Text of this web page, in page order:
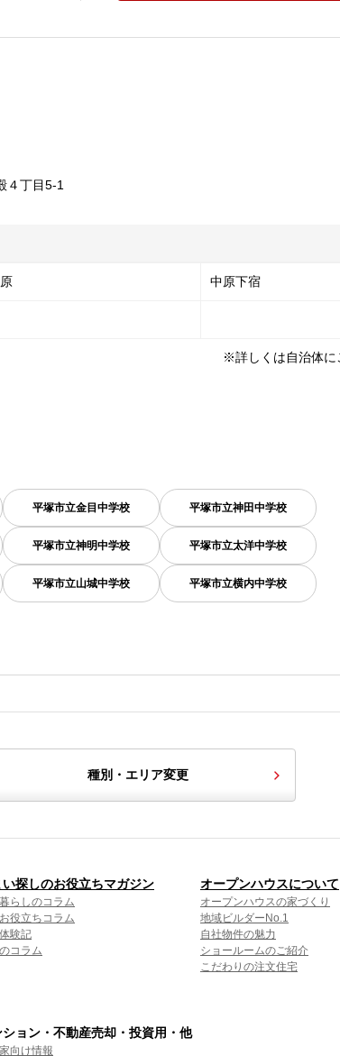
４丁目5-1
中原下宿
※詳しくは自治体に
平塚市立金目中学校 平塚市立神田中学校
平塚市立神明中学校 平塚市立太洋中学校
平塚市立山城中学校 平塚市立横内中学校
種別・エリア変更
い探しのお役立ちマガジン
らしのコラム
役立ちコラム
験記
コラム
オープンハウスについて
オープンハウスの家づくり
地域ビルダーNo.1
自社物件の魅力
ショールームのご紹介
こだわりの注文住宅
ション・不動産売却・投資用・他
向け情報